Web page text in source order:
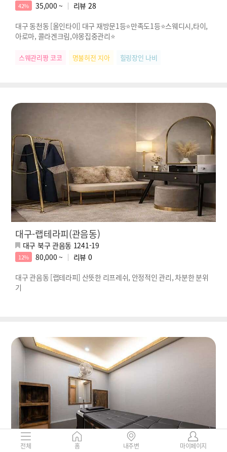
42% 35,000 ~ 리뷰 28
대구 동천동 [올인타이] 대구 재방문1등⭐만족도1등⭐스웨디시,타이,
아로마, 콜라겐크림,야몽집중관리⭐
스웨관리짱 코코 명불허전 지아 힐링장인 나비
대구-랩테라피(관음동)
대구 북구 관음동 1241-19
12% 80,000 ~ 리뷰 0
대구 관음동 [랩테라피] 산뜻한 리프레쉬, 안정적인 관리, 차분한 분위
기
전체 홈 내주변 마이페이지